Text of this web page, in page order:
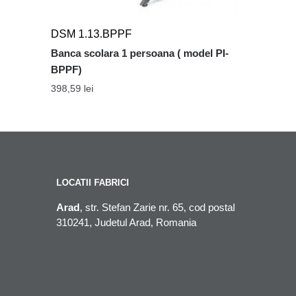
DSM 1.13.BPPF
Banca scolara 1 persoana ( model PI-
BPPF)
398,59 lei
LOCATII FABRICI
Arad, str. Stefan Zarie nr. 65, cod postal
310241, Judetul Arad, Romania